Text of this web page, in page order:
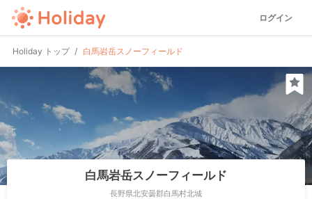
ログイン
Holiday トップ 白馬岩岳スノーフィールド
白馬岩岳スノーフィールド
長野県北安曇郡白馬村北城